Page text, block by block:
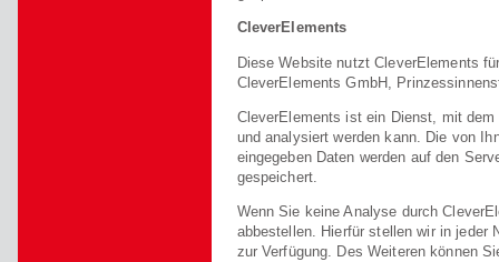
CleverElements
Diese Website nutzt CleverElements
CleverElements GmbH,
CleverElements ist ein Dienst, mit
und analysiert werden kann. Die von
eingegeben Daten werden auf den
gespeichert.
Wenn Sie keine Analyse durch
abbestellen. Hierfür stellen wir in jeder
zur Verfügung. Des Weiteren können